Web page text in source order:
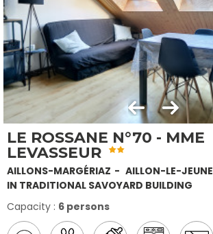
LE ROSSANE N°70 - MME
LEVASSEUR
AILLONS-MARGÉRIAZ AILLON-LE-JEUNE
IN TRADITIONAL SAVOYARD BUILDING
Capacity : 6 persons